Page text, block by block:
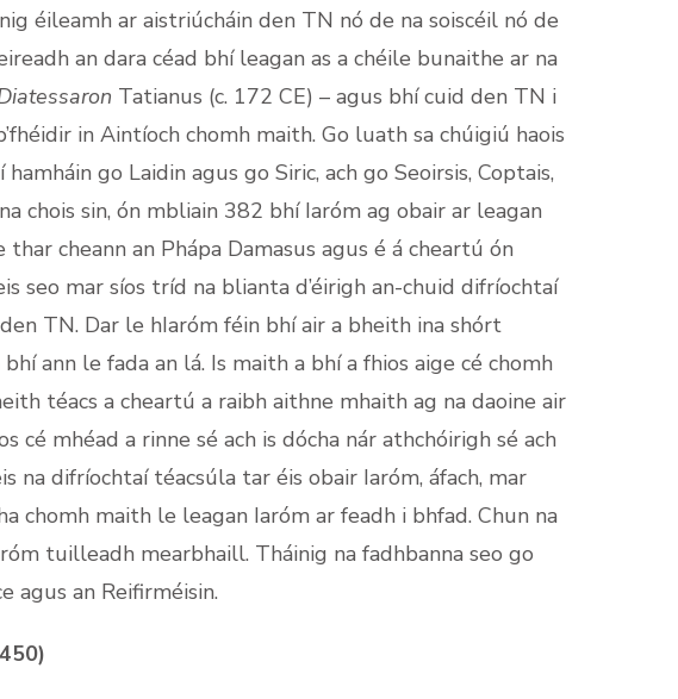
éileamh ar aistriúcháin den TN nó de na soiscéil nó de
an dara céad bhí leagan as a chéile bunaithe ar na
Tatianus (c. 172 CE) – agus bhí cuid den TN i
in Aintíoch chomh maith. Go luath sa chúigiú haois
go Laidin agus go Siric, ach go Seoirsis, Coptais,
chois sin, ón mbliain 382 bhí Iaróm ag obair ar leagan
cheann an Phápa Damasus agus é á cheartú ón
seo mar síos tríd na blianta d’éirigh an-chuid difríochtaí
TN. Dar le hIaróm féin bhí air a bheith ina shórt
ann le fada an lá. Is maith a bhí a fhios aige cé chomh
téacs a cheartú a raibh aithne mhaith ag na daoine air
cé mhéad a rinne sé ach is dócha nár athchóirigh sé ach
na difríochtaí téacsúla tar éis obair Iaróm, áfach, mar
chomh maith le leagan Iaróm ar feadh i bhfad. Chun na
tuilleadh mearbhaill. Tháinig na fadhbanna seo go
agus an Reifirméisin.